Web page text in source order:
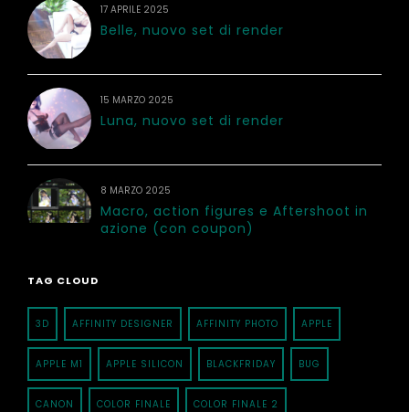
17 APRILE 2025
Belle, nuovo set di render
15 MARZO 2025
Luna, nuovo set di render
8 MARZO 2025
Macro, action figures e Aftershoot in
azione (con coupon)
TAG CLOUD
3D AFFINITY DESIGNER AFFINITY PHOTO APPLE
APPLE M1 APPLE SILICON BLACKFRIDAY BUG
CANON COLOR FINALE COLOR FINALE 2